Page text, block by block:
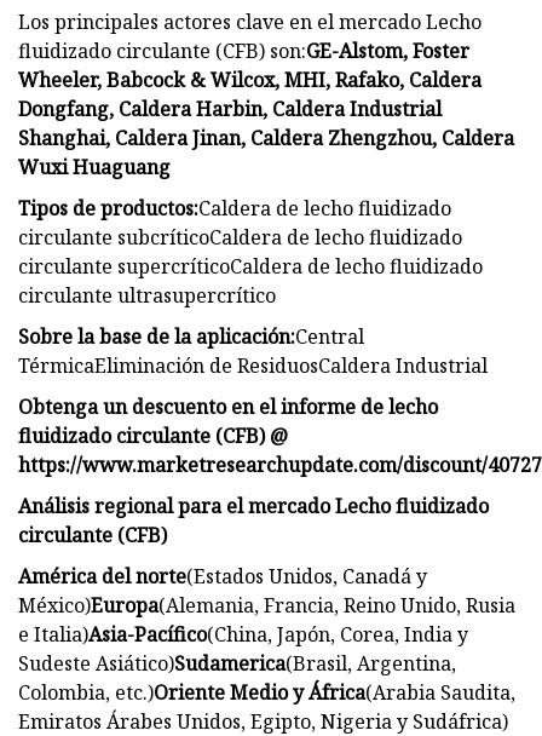
Los principales actores clave en el mercado Lecho
fluidizado circulante (CFB) son:GE-Alstom, Foster
Wheeler, Babcock & Wilcox, MHI, Rafako, Caldera
Dongfang, Caldera Harbin, Caldera Industrial
Shanghai, Caldera Jinan, Caldera Zhengzhou, Caldera
Wuxi Huaguang
Tipos de productos:Caldera de lecho fluidizado
circulante subcríticoCaldera de lecho fluidizado
circulante supercríticoCaldera de lecho fluidizado
circulante ultrasupercrítico
Sobre la base de la aplicación:Central
TérmicaEliminación de ResiduosCaldera Industrial
Obtenga un descuento en el informe de lecho
fluidizado circulante (CFB) @
https://www.marketresearchupdate.com/discount/
Análisis regional para el mercado Lecho fluidizado
circulante (CFB)
América del norte(Estados Unidos, Canadá y
México)Europa(Alemania, Francia, Reino Unido, Rusia
e Italia)Asia-Pacífico(China, Japón, Corea, India y
Sudeste Asiático)Sudamerica(Brasil, Argentina,
Colombia, etc.)Oriente Medio y África(Arabia Saudita,
Emiratos Árabes Unidos, Egipto, Nigeria y Sudáfrica)